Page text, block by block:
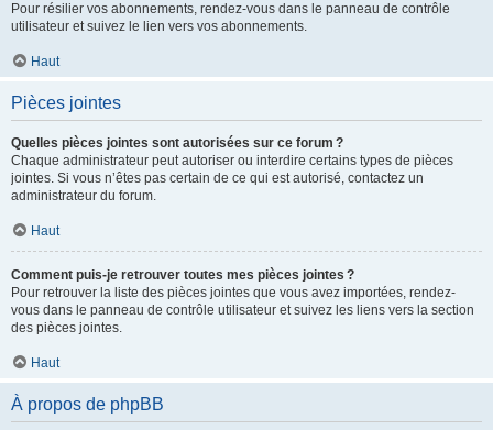
Pour résilier vos abonnements, rendez-vous dans le panneau de contrôle
utilisateur et suivez le lien vers vos abonnements.
Haut
Pièces jointes
Quelles pièces jointes sont autorisées sur ce forum ?
Chaque administrateur peut autoriser ou interdire certains types de pièces
jointes. Si vous n’êtes pas certain de ce qui est autorisé, contactez un
administrateur du forum.
Haut
Comment puis-je retrouver toutes mes pièces jointes ?
Pour retrouver la liste des pièces jointes que vous avez importées, rendez-
vous dans le panneau de contrôle utilisateur et suivez les liens vers la section
des pièces jointes.
Haut
À propos de phpBB